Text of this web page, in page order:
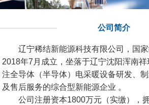
公司简介
辽宁稀结新能源科技有限公司，国家
2018年7月成立，坐落于辽宁沈阳浑南
注全导体（半导体）电采暖设备研发、
及售后服务的综合型新能源企业 。
公司注册资本1800万元（实缴），